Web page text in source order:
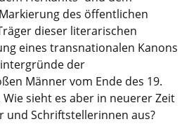
des öffentlichen
dieser literarischen
eines transnationalen Kanons
der
Männer vom Ende des 19.
sieht es aber in neuerer Zeit
Schriftstellerinnen aus?